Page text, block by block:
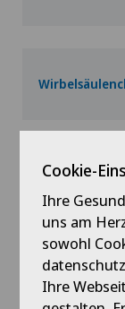
Cookie-
Ihre
uns am
sowohl
Ihre